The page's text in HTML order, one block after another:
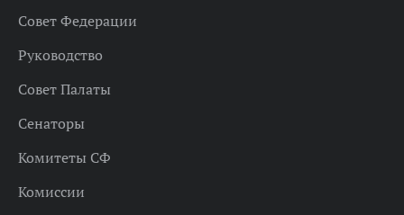
Совет Федерации
Руководство
Совет Палаты
Сенаторы
Комитеты СФ
Комиссии